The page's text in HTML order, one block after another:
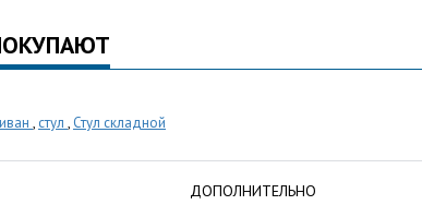
, стул , Стул складной
ДОПОЛНИТЕЛЬНО